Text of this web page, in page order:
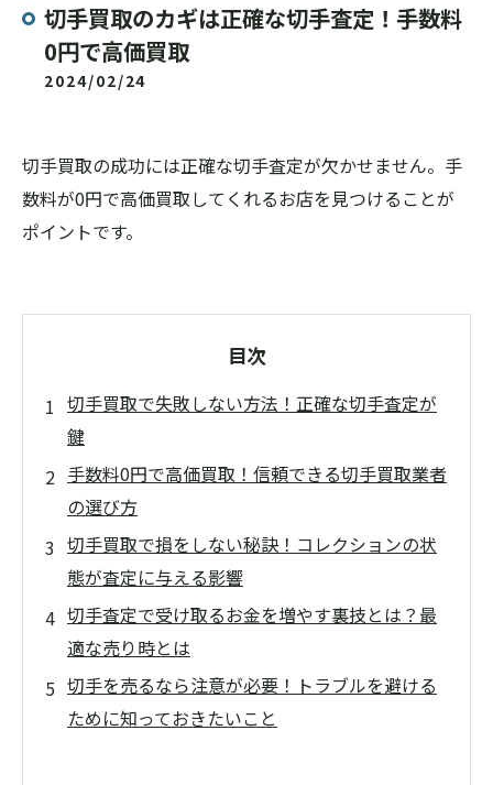
切手買取のカギは正確な切手査定！手数料
0円で高価買取
2024/02/24
切手買取の成功には正確な切手査定が欠かせません。手
数料が0円で高価買取してくれるお店を見つけることが
ポイントです。
目次
切手買取で失敗しない方法！正確な切手査定が
鍵
手数料0円で高価買取！信頼できる切手買取業者
の選び方
切手買取で損をしない秘訣！コレクションの状
態が査定に与える影響
切手査定で受け取るお金を増やす裏技とは？最
適な売り時とは
切手を売るなら注意が必要！トラブルを避ける
ために知っておきたいこと